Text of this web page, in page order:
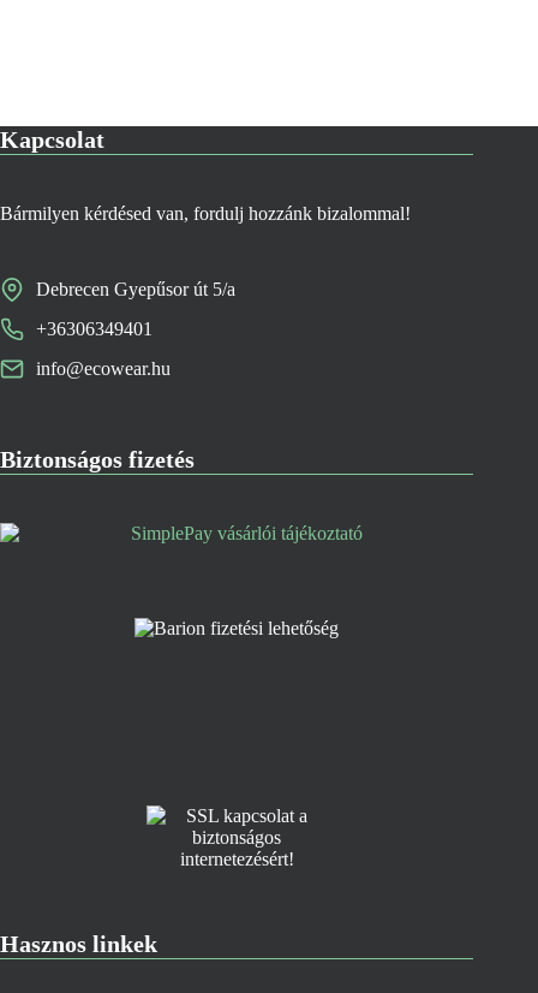
Kapcsolat
Bármilyen kérdésed van, fordulj hozzánk bizalommal!
Debrecen Gyepűsor út 5/a
+36306349401
info@ecowear.hu
Biztonságos fizetés
Hasznos linkek